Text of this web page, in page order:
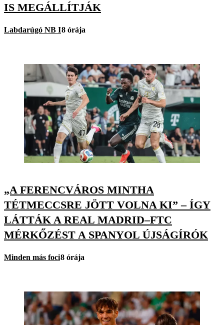
IS MEGÁLLÍTJÁK
Labdarúgó NB I8 órája
„A FERENCVÁROS MINTHA
TÉTMECCSRE JÖTT VOLNA KI” – ÍGY
LÁTTÁK A REAL MADRID–FTC
MÉRKŐZÉST A SPANYOL ÚJSÁGÍRÓK
Minden más foci8 órája